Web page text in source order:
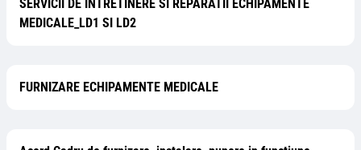
SERVICII DE INTRETINERE SI REPARATII ECHIPAMENTE
MEDICALE_LD1 SI LD2
FURNIZARE ECHIPAMENTE MEDICALE